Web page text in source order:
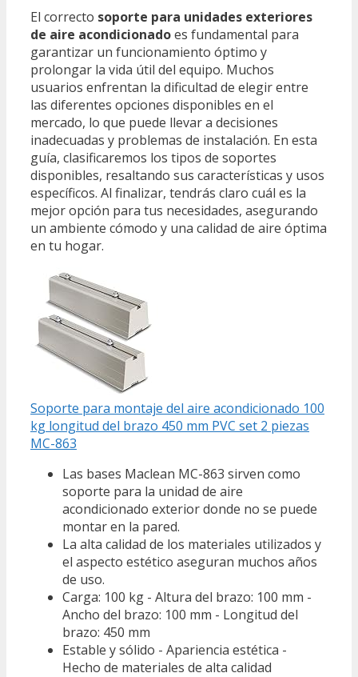
El correcto soporte para unidades exteriores
de aire acondicionadoes fundamental para
garantizar un funcionamiento óptimo y
prolongar la vida útil del equipo. Muchos
usuarios enfrentan la dificultad de elegir entre
las diferentes opciones disponibles en el
mercado, lo que puede llevar a decisiones
inadecuadas y problemas de instalación. En esta
guía, clasificaremos los tipos de soportes
disponibles, resaltando sus características y usos
específicos. Al finalizar, tendrás claro cuál es la
mejor opción para tus necesidades, asegurando
un ambiente cómodo y una calidad de aire óptima
en tu hogar.
Soporte para montaje del aire acondicionado 100
kg longitud del brazo 450 mm PVC set 2 piezas
MC-863
Las bases Maclean MC-863 sirven como
soporte para la unidad de aire
acondicionado exterior donde no se puede
montar en la pared.
La alta calidad de los materiales utilizados y
el aspecto estético aseguran muchos años
de uso.
Carga: 100 kg - Altura del brazo: 100 mm -
Ancho del brazo: 100 mm - Longitud del
brazo: 450 mm
Estable y sólido - Apariencia estética -
Hecho de materiales de alta calidad